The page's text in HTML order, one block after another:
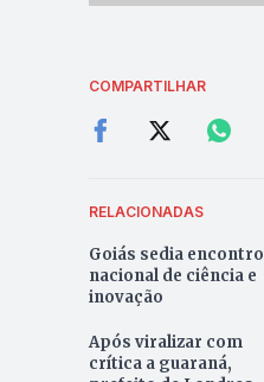
COMPARTILHAR
RELACIONADAS
Goiás sedia encontro
nacional de ciência e
inovação
Após viralizar com
crítica a guaraná,